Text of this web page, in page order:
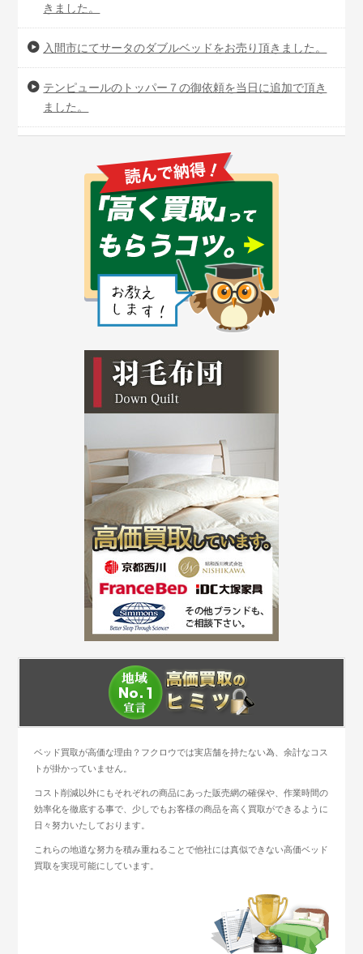
きました。
入間市にてサータのダブルベッドをお売り頂きました。
テンピュールのトッパー７の御依頼を当日に追加で頂き
ました。
ベッド買取が高価な理由？フクロウでは実店舗を持たない為、余計なコス
トが掛かっていません。
コスト削減以外にもそれぞれの商品にあった販売網の確保や、作業時間の
効率化を徹底する事で、少しでもお客様の商品を高く買取ができるように
日々努力いたしております。
これらの地道な努力を積み重ねることで他社には真似できない高価ベッド
買取を実現可能にしています。